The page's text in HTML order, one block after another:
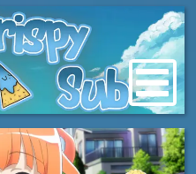
מעבר
לתוכן